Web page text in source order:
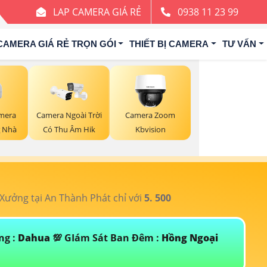
LAP CAMERA GIÁ RẺ 0938 11 23 99
GIÁ RẺ TRỌN GÓI THIẾT BỊ CAMERA TƯ VẤN
Nhà
Camera Ngoài Trời
Có Thu Âm Hik
Camera Zoom
Kbvision
tại An Thành Phát chỉ với 5. 500
: Dahua 💯 GIám Sát Ban Đêm : Hồng Ngoại